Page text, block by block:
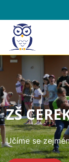
ZŠ
Učíme se